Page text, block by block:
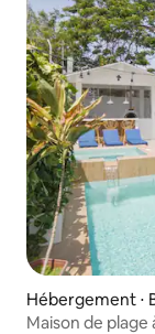
Hébergement ⋅
Maison de plage